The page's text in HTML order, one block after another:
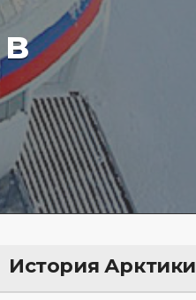
пустые
Коробов о
в РФ
История Арктики